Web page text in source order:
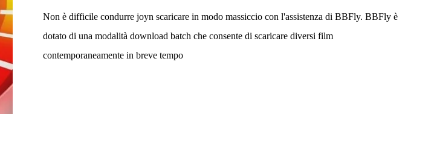
Non è difficile condurre joyn scaricare in modo massiccio con l'assistenza di BBFly. BBFly è
dotato di una modalità download batch che consente di scaricare diversi film
contemporaneamente in breve tempo